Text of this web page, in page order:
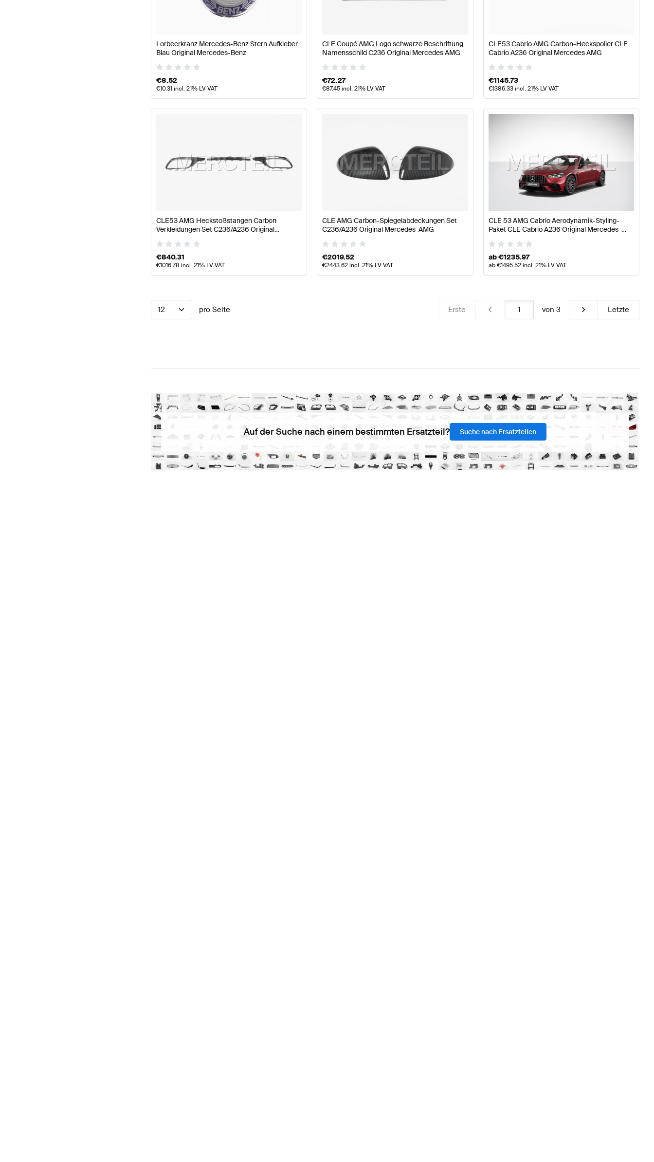
Lorbeerkranz Mercedes-Benz Stern Aufkleber
Blau Original Mercedes-Benz
€8.52
€10.31incl. 21% LV VAT
CLE Coupé AMG Logo schwarze Beschriftung
Namensschild C236 Original Mercedes AMG
€72.27
€87.45incl. 21% LV VAT
CLE53 Cabrio AMG Carbon-Heckspoiler CLE
Cabrio A236 Original Mercedes AMG
€1145.73
€1386.33incl. 21% LV VAT
CLE53 AMG Heckstoßstangen Carbon
Verkleidungen Set C236/A236 Original
€840.31
€1016.78 incl. 21% LV VAT
CLE AMG Carbon-Spiegelabdeckungen Set
C236/A236 Original Mercedes-AMG
€2019.52
€2443.62incl. 21% LV VAT
CLE 53 AMG Cabrio Aerodynamik-Styling-
Paket CLE Cabrio A236 Original Mercedes-
ab€1235.97
ab€1495.52incl. 21% LV VAT
12 pro Seite Erste von 3 Letzte
Auf der Suche nach einem bestimmten Ersatzteil? Suche nach Ersatzteilen